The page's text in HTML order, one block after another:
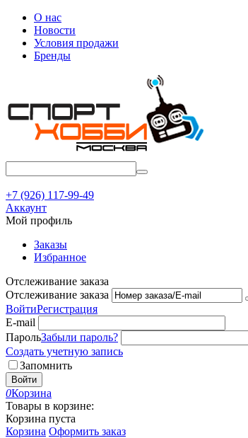
О нас
Новости
Условия продажи
Бренды
+7 (926) 117-99-49
Аккаунт
Мой профиль
Заказы
Избранное
Отслеживание заказа
Отслеживание заказа
ВойтиРегистрация
E-mail
ПарольЗабыли пароль?
Создать учетную запись
Запомнить
Войти
0Корзина
Товары в корзине:
Корзина пуста
Корзина Оформить заказ